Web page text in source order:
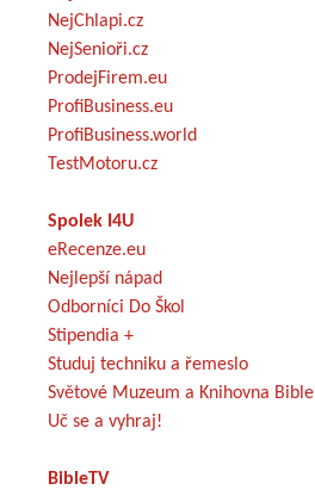
NejChlapi.cz
NejSenioři.cz
ProdejFirem.eu
ProfiBusiness.eu
ProfiBusiness.world
TestMotoru.cz
Spolek I4U
eRecenze.eu
Nejlepší nápad
Odborníci Do Škol
Stipendia +
Studuj techniku a řemeslo
Světové Muzeum a Knihovna Bible
Uč se a vyhraj!
BibleTV